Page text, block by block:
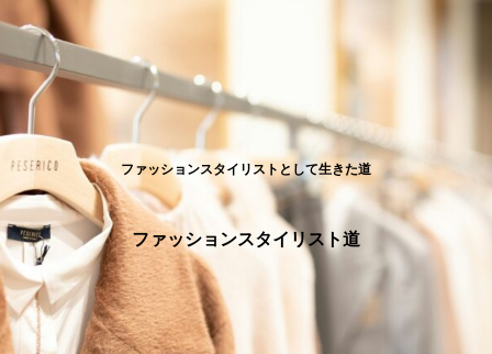
ファッションスタイリストとして生きた道
ファッションスタイリスト道